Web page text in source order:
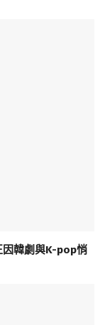
因韓劇與K-pop悄